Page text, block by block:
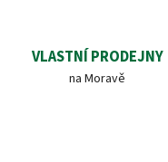
VLASTNÍ PRODEJNY
na Moravě